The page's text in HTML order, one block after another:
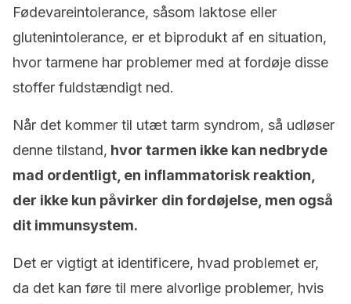
Fødevareintolerance, såsom laktose eller
glutenintolerance, er et biprodukt af en situation,
hvor tarmene har problemer med at fordøje disse
stoffer fuldstændigt ned.
Når det kommer til utæt tarm syndrom, så udløser
denne tilstand, hvor tarmen ikke kan nedbryde
mad ordentligt, en inflammatorisk reaktion,
der ikke kun påvirker din fordøjelse, men også
dit immunsystem.
Det er vigtigt at identificere, hvad problemet er,
da det kan føre til mere alvorlige problemer, hvis